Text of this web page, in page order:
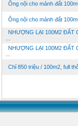
Ông nội cho mảnh đất
Ông nội cho mảnh đất
NHƯỢNG LẠI 100M2 ĐẤT
NHƯỢNG LẠI 100M2 ĐẤT
Chỉ 850 triệu / 100m2, full